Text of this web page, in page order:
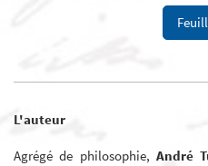
L'auteur
Agrégé de philosophie, André